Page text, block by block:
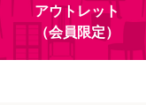
アウトレット
（会員限定）